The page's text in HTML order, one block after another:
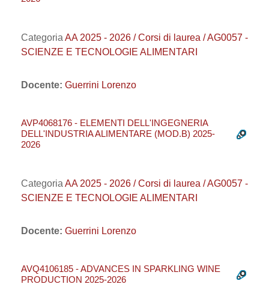
Categoria AA 2025 - 2026 / Corsi di laurea / AG0057 -
SCIENZE E TECNOLOGIE ALIMENTARI
Docente: Guerrini Lorenzo
AVP4068176 - ELEMENTI DELL'INGEGNERIA
DELL'INDUSTRIA ALIMENTARE (MOD.B) 2025-
2026
Categoria AA 2025 - 2026 / Corsi di laurea / AG0057 -
SCIENZE E TECNOLOGIE ALIMENTARI
Docente: Guerrini Lorenzo
AVQ4106185 - ADVANCES IN SPARKLING WINE
PRODUCTION 2025-2026